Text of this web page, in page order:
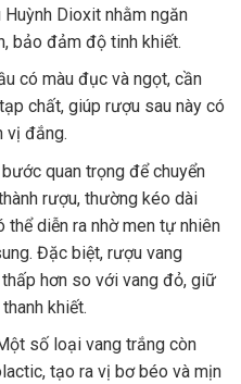
Dioxit nhằm ngăn
bảo đảm độ tinh khiết.
có màu đục và ngọt, cần
chất, giúp rượu sau này có
vị đắng.
quan trọng để chuyển
rượu, thường kéo dài
thể diễn ra nhờ men tự nhiên
Đặc biệt, rượu vang
hơn so với vang đỏ, giữ
khiết.
số loại vang trắng còn
tạo ra vị bơ béo và mịn